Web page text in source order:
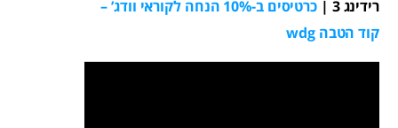
רידינג 3 |
כרטיסים ב-10% הנחה לקוראי וודג’ –
קוד הטבה wdg